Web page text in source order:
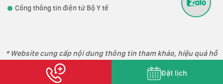
Cổng thông tin điện tử Bộ Y tế
* Website cung cấp nội dung thông tin tham khảo, hiệu quả hỗ
trợ điều trị phụ thuộc vào thể trạng từng người.
Đặt lịch